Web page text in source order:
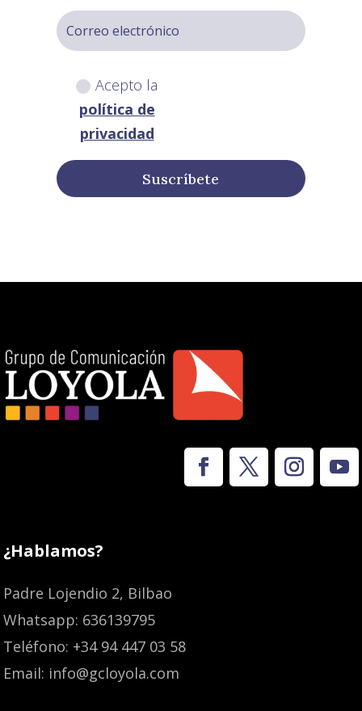
Acepto la
política de
privacidad
Suscríbete
¿Hablamos?
Padre Lojendio 2, Bilbao
Whatsapp: 636139795
Teléfono: +34 94 447 03 58
Email: info@gcloyola.com